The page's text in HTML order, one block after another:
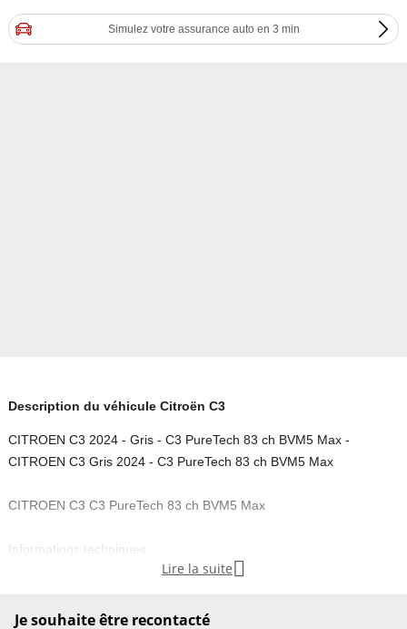
Simulez votre assurance auto en 3 min
Description du véhicule Citroën C3
CITROEN C3 2024 - Gris - C3 PureTech 83 ch BVM5 Max -
CITROEN C3 Gris 2024 - C3 PureTech 83 ch BVM5 Max
CITROEN C3 C3 PureTech 83 ch BVM5 Max
Informations techniques :
- Cylindrée : 1199
Lire la suite 
Je souhaite être recontacté